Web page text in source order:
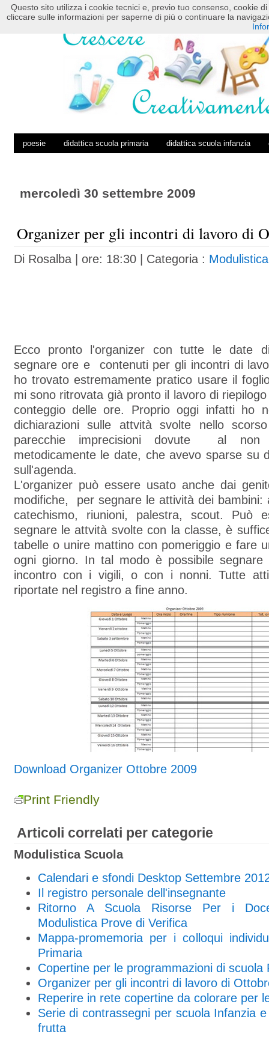
HOME POSTS RSS COMMENTS RSS
poesie didattica scuola primaria didattica scuola infanzia
mercoledì 30 settembre 2009
Organizer per gli incontri di lavoro di
Di Rosalba| ore: 18:30 | Categoria :
Ecco pronto l'organizer con tutte le date
segnare ore e contenuti per gli incontri di
ho trovato estremamente pratico usare il
mi sono ritrovata già pronto il lavoro di
conteggio delle ore. Proprio oggi infatti ho
dichiarazioni sulle attvità svolte nello
parecchie imprecisioni dovute al non
metodicamente le date, che avevo sparse su
sull'agenda.
L'organizer può essere usato anche dai
modifiche, per segnare le attività dei bambini:
catechismo, riunioni, palestra, scout. Può
segnare le attvità svolte con la classe, è
tabelle o unire mattino con pomeriggio e fare
ogni giorno. In tal modo è possibile segnare
incontro con i vigili, o con i nonni. Tutte
riportate nel registro a fine anno.
Download Organizer Ottobre 2009
Print Friendly
Articoli correlati per categorie
Modulistica Scuola
Calendari e sfondi Desktop Settembre
Il registro personale dell'insegnante
Ritorno A Scuola Risorse Per i
Modulistica Prove di Verifica
Mappa-promemoria per i colloqui
Primaria
Copertine per le programmazioni di scuola
Organizer per gli incontri di lavoro di
Reperire in rete copertine da colorare per
Serie di contrassegni per scuola Infanzia
frutta
Questo sito utilizza i cookie tecnici e, previo tuo consenso, cookie
cliccare sulle informazioni per saperne di più o continuare la